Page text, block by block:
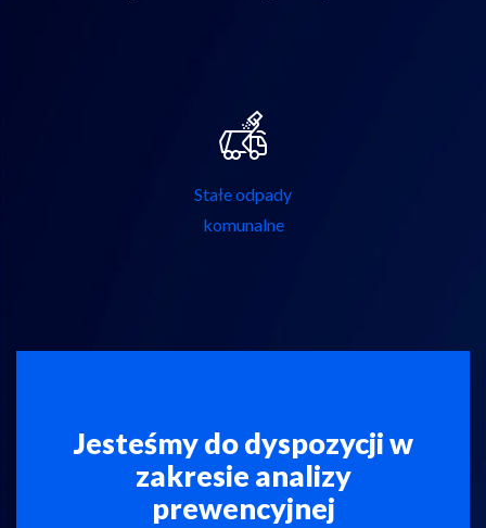
Stałe odpady
komunalne
Jesteśmy do dyspozycji w
zakresie analizy
prewencyjnej